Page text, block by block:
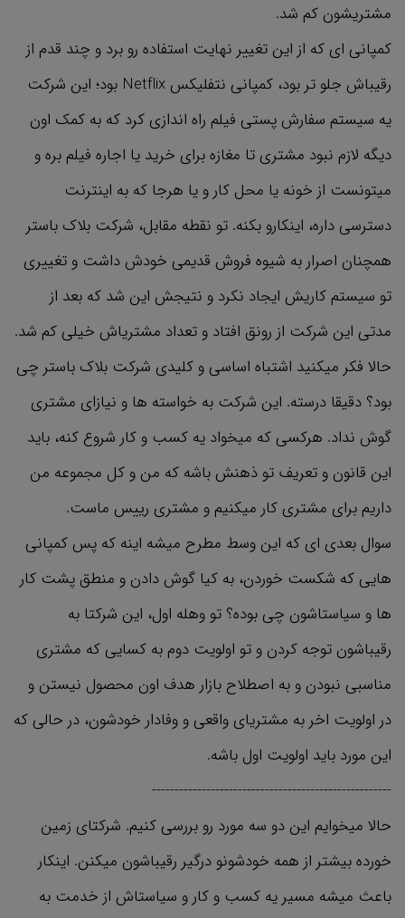
مشتریشون کم شد.
کمپانی ای که از این تغییر نهایت استفاده رو برد و چند قدم از
رقیباش جلو تر بود، کمپانی نتفلیکس Netflix بود؛ این شرکت
یه سیستم سفارش پستی فیلم راه اندازی کرد که به کمک اون
دیگه لازم نبود مشتری تا مغازه برای خرید یا اجاره فیلم بره و
میتونست از خونه یا محل کار و یا هرجا که به اینترنت
دسترسی داره، اینکارو بکنه. تو نقطه مقابل، شرکت بلاک باستر
همچنان اصرار به شیوه فروش قدیمی خودش داشت و تغییری
تو سیستم کاریش ایجاد نکرد و نتیجش این شد که بعد از
مدتی این شرکت از رونق افتاد و تعداد مشتریاش خیلی کم شد.
حالا فکر میکنید اشتباه اساسی و کلیدی شرکت بلاک باستر چی
بود؟ دقیقا درسته. این شرکت به خواسته ها و نیازای مشتری
گوش نداد. هرکسی که میخواد یه کسب و کار شروع کنه، باید
این قانون و تعریف تو ذهنش باشه که من و کل مجموعه من
داریم برای مشتری کار میکنیم و مشتری رییس ماست.
سوال بعدی ای که این وسط مطرح میشه اینه که پس کمپانی
هایی که شکست خوردن، به کیا گوش دادن و منطق پشت کار
ها و سیاستاشون چی بوده؟ تو وهله اول، این شرکتا به
رقیباشون توجه کردن و تو اولویت دوم به کسایی که مشتری
مناسبی نبودن و به اصطلاح بازار هدف اون محصول نیستن و
در اولویت اخر به مشتریای واقعی و وفادار خودشون، در حالی که
این مورد باید اولویت اول باشه.
-----------------------------------------------------
حالا میخوایم این دو سه مورد رو بررسی کنیم. شرکتای زمین
خورده بیشتر از همه خودشونو درگیر رقیباشون میکنن. اینکار
باعث میشه مسیر یه کسب و کار و سیاستاش از خدمت به